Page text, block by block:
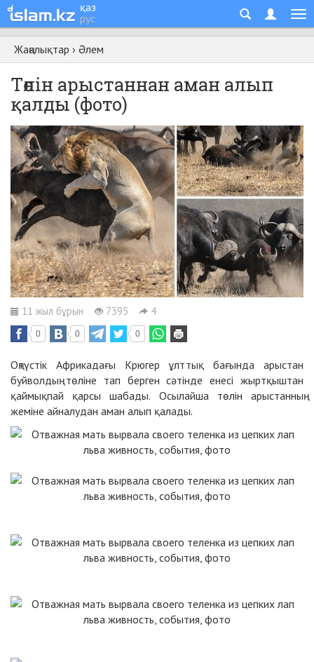
қаз
рус
Жаңалықтар › Әлем
Төлін арыстаннан аман алып
қалды (фото)
11 жыл бұрын 7395 4
0 0 0
Оңтүстік Африкадағы Крюгер ұлттық бағында арыстан
буйволдың төліне тап берген сәтінде енесі жыртқыштан
қаймықпай қарсы шабады. Осылайша төлін арыстанның
жеміне айналудан аман алып қалады.